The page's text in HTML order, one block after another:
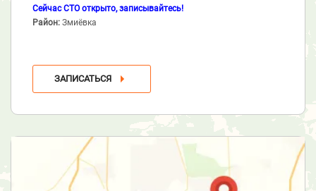
Сейчас СТО открыто, записывайтесь!
Район: Змиёвка
ЗАПИСАТЬСЯ